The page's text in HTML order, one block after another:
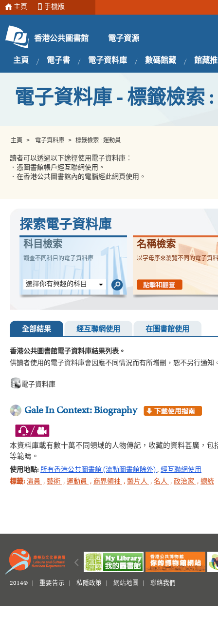
主頁 手機版
香港公共圖書館 電子資源
主頁 電子書 電子資料庫 數碼館藏 館藏
電子資料庫 - 標籤檢索
主頁 > 電子資料庫 > 標籤檢索 : 運動員
讀者可以透過以下途徑使用電子資料庫︰
．憑圖書館帳戶經互聯網使用。
．在香港公共圖書館內的電腦經此網頁使用。
探索電子資料庫
科目檢索
翻查不同科目的電子資料庫
選擇你有興趣的科目
名稱檢索
以字母序來瀏覽不同的電子資
全部結果 經互聯網使用 在圖書館使用
香港公共圖書館電子資料庫結果列表。
供讀者使用的電子資料庫會因應不同情況而有所增刪，恕不另行通知
電子資料庫
Gale In Context: Biography
本資料庫載有數十萬不同領域的人物傳記，收藏的資料甚廣，
等範疇。
使用地點: 所有香港公共圖書館 (流動圖書館除外) , 經互聯網使用
標籤: 演員 , 藝術 , 運動員 , 商界領袖 , 製片人 , 名人 , 政治家 , 總統
2014© | 重要告示 私隱政策 網站地圖 聯絡我們